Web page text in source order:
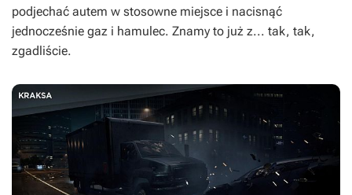
podjechać autem w stosowne miejsce i nacisnąć
jednocześnie gaz i hamulec. Znamy to już z... tak, tak,
zgadliście.